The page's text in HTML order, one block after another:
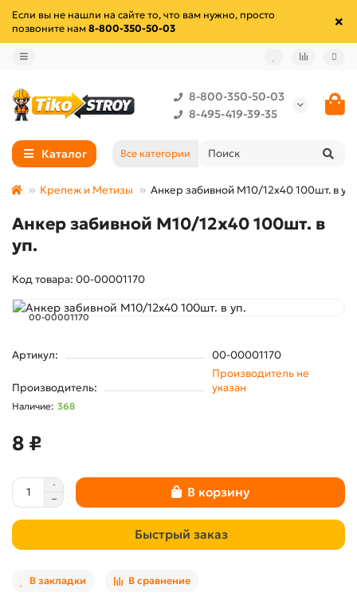
Если вы не нашли на сайте то, что вам нужно, просто
позвоните нам 8-800-350-50-03
8-800-350-50-03
8-495-419-39-35
Каталог Все категории
Крепеж и Метизы Анкер забивной М10/12х40 100шт. в уп.
Анкер забивной М10/12х40 100шт. в
уп.
Код товара: 00-00001170
00-00001170
Артикул: 00-00001170
Производитель:
Производитель не
указан
368
8 ₽
В корзину
Быстрый заказ
В закладки В сравнение